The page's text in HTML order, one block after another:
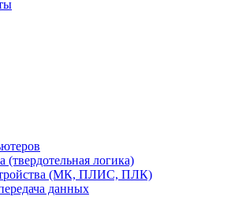
логика)
(МК, ПЛИС, ПЛК)
данных